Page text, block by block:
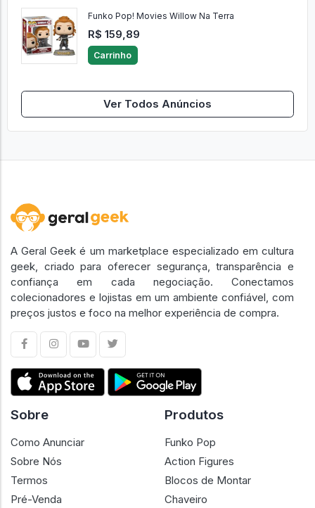
Funko Pop! Movies Willow Na Terra
R$ 159,89
Carrinho
Ver Todos Anúncios
A Geral Geek é um marketplace especializado em cultura
geek, criado para oferecer segurança, transparência e
confiança em cada negociação. Conectamos
colecionadores e lojistas em um ambiente confiável, com
preços justos e foco na melhor experiência de compra.
Sobre
Como Anunciar
Sobre Nós
Termos
Pré-Venda
Produtos
Funko Pop
Action Figures
Blocos de Montar
Chaveiro